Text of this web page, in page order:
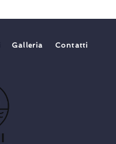
Galleria Contatti